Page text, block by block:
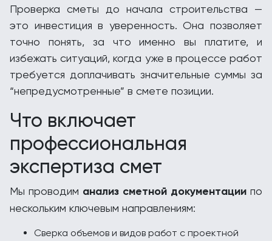
Проверка сметы до начала строительства —
это инвестиция в уверенность. Она позволяет
точно понять, за что именно вы платите, и
избежать ситуаций, когда уже в процессе работ
требуется доплачивать значительные суммы за
“непредусмотренные” в смете позиции.
Что включает
профессиональная
экспертиза смет
Мы проводим анализ сметной документации по
нескольким ключевым направлениям:
Сверка объемов и видов работ с проектной